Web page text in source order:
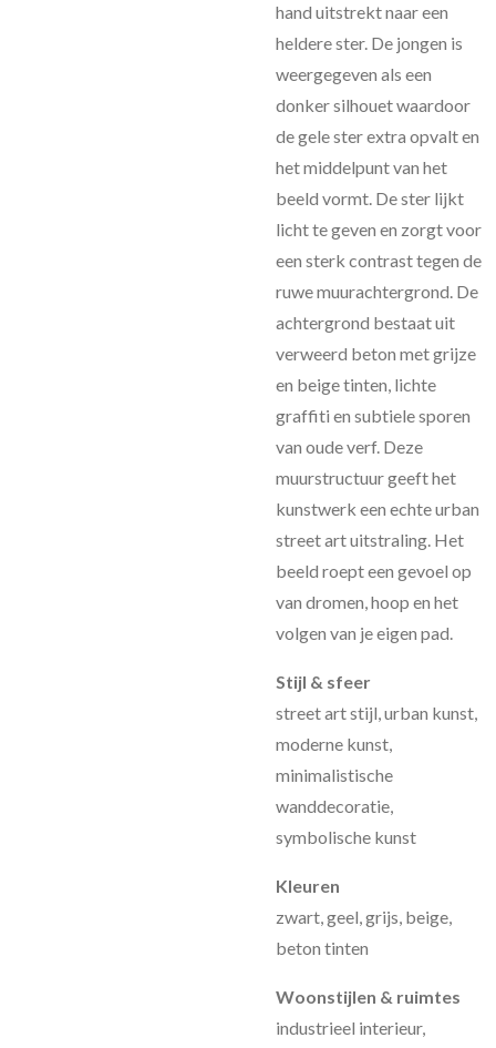
hand uitstrekt naar een
heldere ster. De jongen is
weergegeven als een
donker silhouet waardoor
de gele ster extra opvalt en
het middelpunt van het
beeld vormt. De ster lijkt
licht te geven en zorgt voor
een sterk contrast tegen de
ruwe muurachtergrond. De
achtergrond bestaat uit
verweerd beton met grijze
en beige tinten, lichte
graffiti en subtiele sporen
van oude verf. Deze
muurstructuur geeft het
kunstwerk een echte urban
street art uitstraling. Het
beeld roept een gevoel op
van dromen, hoop en het
volgen van je eigen pad.
Stijl & sfeer
street art stijl, urban kunst,
moderne kunst,
minimalistische
wanddecoratie,
symbolische kunst
Kleuren
zwart, geel, grijs, beige,
beton tinten
Woonstijlen & ruimtes
industrieel interieur,